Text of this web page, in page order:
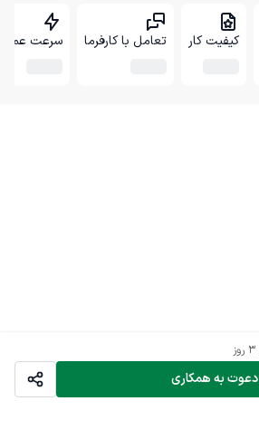
دعوت به همکاری
کیفیت کار تعامل با کارفرما سرعت عمل